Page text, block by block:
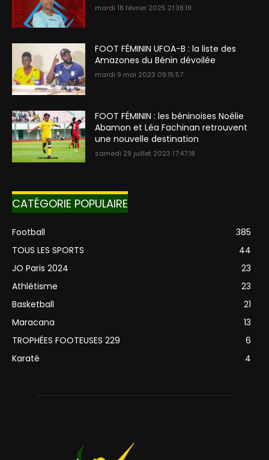
mardi 18 février 2025 21:38:19
FOOT FÉMININ UFOA-B : la liste des
Amazones du Bénin dévoilée
mardi 9 mai 2023 09:15:57
FOOT FÉMININ : les béninoises Noélie
Abamon et Léa Fachinan retrouvent
une nouvelle destination
samedi 29 juillet 2023 17:47:18
CATÉGORIE POPULAIRE
Football
385
TOUS LES SPORTS
44
JO Paris 2024
23
Athlétisme
23
Basketball
21
Maracana
13
TROPHÉES FOOTEUSES 229
6
Karaté
4